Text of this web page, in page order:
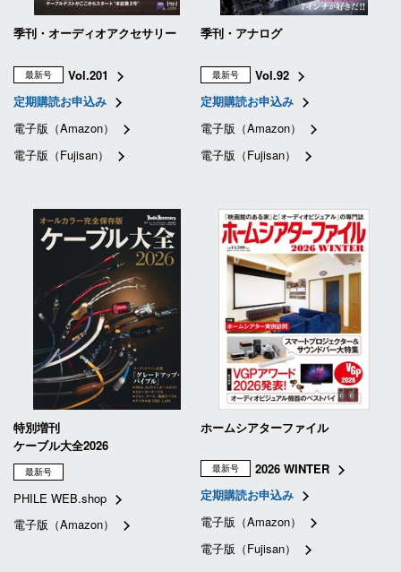
季刊・オーディオアクセサリー
最新号
Vol.201
定期購読お申込み
電子版（Amazon）
電子版（Fujisan）
季刊・アナログ
最新号
Vol.92
定期購読お申込み
電子版（Amazon）
電子版（Fujisan）
特別増刊
ケーブル大全2026
最新号
PHILE WEB.shop
電子版（Amazon）
ホームシアターファイル
最新号
2026 WINTER
定期購読お申込み
電子版（Amazon）
電子版（Fujisan）